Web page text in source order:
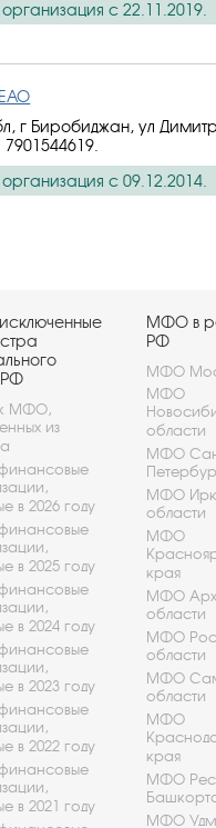
с 22.11.2019.
г Биробиджан, ул
с 09.12.2014.
РФ
МФО,
из
в 2026 году
в 2025 году
в 2024 году
в 2023 году
в 2022 году
в 2021 году
МФО в
РФ
МФО
МФО
области
МФО
МФО
области
МФО
края
МФО
области
МФО
области
МФО
области
МФО
края
МФО
МФО